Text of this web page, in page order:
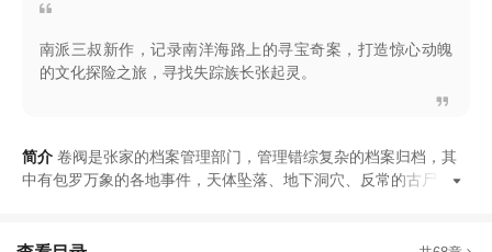
南派三叔新作，记录南洋海路上的寻宝奇案，打造惊心动魄
的文化探险之旅，寻找失踪族长张起灵。
卷阀是张家的档案管理部门 ， 管理错综复杂的档案归档 ， 其
中有包罗万象的各地事件 ， 天体坠落、 地下洞穴、 反常的古尸 无
简介